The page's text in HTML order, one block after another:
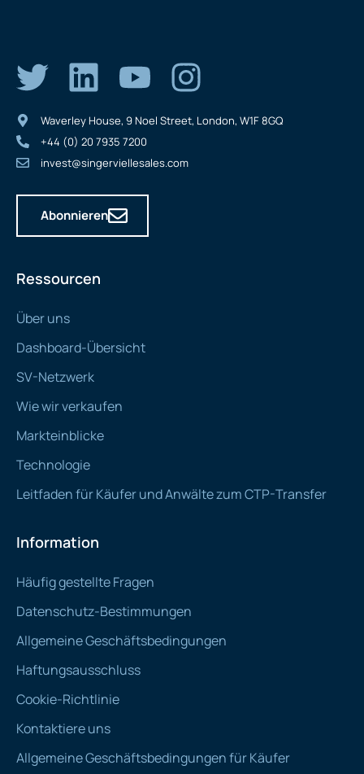
Ressourcen
Über uns
Dashboard-Übersicht
SV-Netzwerk
Wie wir verkaufen
Markteinblicke
Technologie
Leitfaden für Käufer und Anwälte zum CTP-Transfer
Information
Häufig gestellte Fragen
Datenschutz-Bestimmungen
Allgemeine Geschäftsbedingungen
Haftungsausschluss
Cookie-Richtlinie
Kontaktiere uns
Allgemeine Geschäftsbedingungen für Käufer
Waverley House, 9 Noel Street, London, W1F 8GQ
+44 (0) 20 7935 7200
invest@singerviellesales.com
Abonnieren